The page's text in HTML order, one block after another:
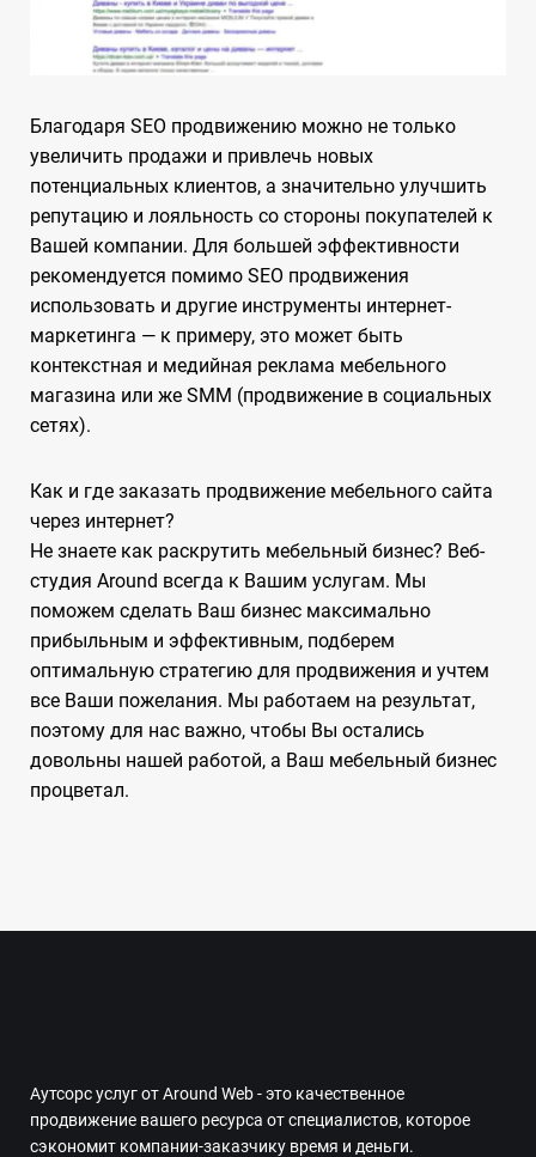
Благодаря SEO продвижению можно не только
увеличить продажи и привлечь новых
потенциальных клиентов, а значительно улучшить
репутацию и лояльность со стороны покупателей к
Вашей компании. Для большей эффективности
рекомендуется помимо SEO продвижения
использовать и другие инструменты интернет-
маркетинга — к примеру, это может быть
контекстная и медийная реклама мебельного
магазина или же SMM (продвижение в социальных
сетях).
Как и где заказать продвижение мебельного сайта
через интернет?
Не знаете как раскрутить мебельный бизнес? Веб-
студия Around всегда к Вашим услугам. Мы
поможем сделать Ваш бизнес максимально
прибыльным и эффективным, подберем
оптимальную стратегию для продвижения и учтем
все Ваши пожелания. Мы работаем на результат,
поэтому для нас важно, чтобы Вы остались
довольны нашей работой, а Ваш мебельный бизнес
процветал.
Аутсорс услуг от Around Web - это качественное
продвижение вашего ресурса от специалистов, которое
сэкономит компании-заказчику время и деньги.